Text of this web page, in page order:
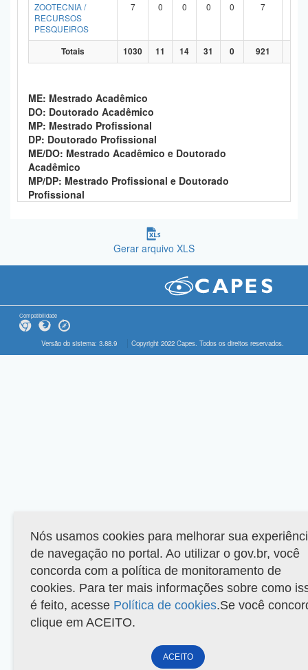
ZOOTECNIA /
RECURSOS
PESQUEIROS
7 0 0 0 0 7
Totais 1030 11 14 31 0 921
ME: Mestrado Acadêmico
DO: Doutorado Acadêmico
MP: Mestrado Profissional
DP: Doutorado Profissional
ME/DO: Mestrado Acadêmico e Doutorado
Acadêmico
MP/DP: Mestrado Profissional e Doutorado
Profissional
Gerar arquivo XLS
Compatibilidade
Versão do sistema: 3.88.9 Copyright 2022 Capes. Todos os direitos reservados.
Nós usamos cookies para melhorar sua
de navegação no portal. Ao utilizar o gov.br, você
concorda com a política de monitoramento de
cookies. Para ter mais informações sobre como
é feito, acesse Política de cookies.Se você
clique em ACEITO.
ACEITO